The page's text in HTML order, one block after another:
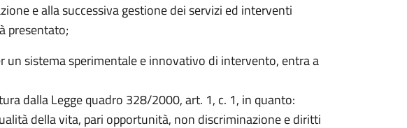
e alla successiva gestione dei servizi ed interventi
presentato;
un sistema sperimentale e innovativo di intervento, entra a
dalla Legge quadro 328/2000, art. 1, c. 1, in quanto:
della vita, pari opportunità, non discriminazione e diritti